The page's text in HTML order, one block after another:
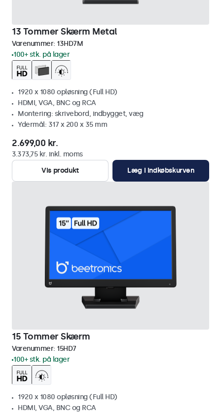
13 Tommer Skærm Metal
Varenummer: 13HD7M
100+ stk. på lager
1920 x 1080 opløsning (Full HD)
HDMI, VGA, BNC og RCA
Montering: skrivebord, indbygget, væg
Ydermål: 317 x 200 x 35 mm
2.699,00 kr.
3.373,75 kr. inkl. moms
Vis produkt
Læg i indkøbskurven
15 Tommer Skærm
Varenummer: 15HD7
100+ stk. på lager
1920 x 1080 opløsning (Full HD)
HDMI, VGA, BNC og RCA